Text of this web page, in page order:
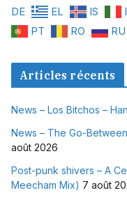
DE
EL IS
PT
RO RU
Articles récents
News – Los Bitchos –
News – The Go-
août 2026
Post-punk shivers – A
Meecham Mix) 7 août